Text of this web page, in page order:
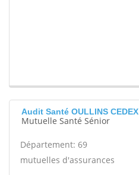
Audit Santé OULLINS CEDEX
Mutuelle Santé Sénior
Département: 69
mutuelles d'assurances